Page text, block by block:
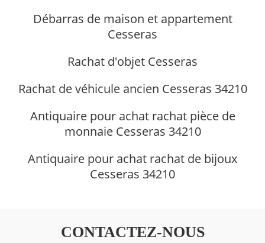
Débarras de maison et appartement
Cesseras
Rachat d'objet Cesseras
Rachat de véhicule ancien Cesseras 34210
Antiquaire pour achat rachat pièce de
monnaie Cesseras 34210
Antiquaire pour achat rachat de bijoux
Cesseras 34210
CONTACTEZ-NOUS